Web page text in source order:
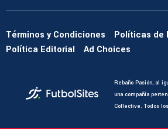
Términos y Condiciones
Políticas de
Política Editorial
Ad Choices
Rebaño Pasión, al
una compañía
Collective. Todos